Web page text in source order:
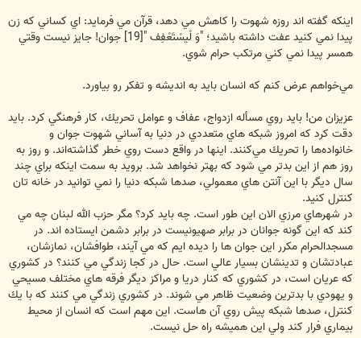
اينكه گفته اند روزه شهوت را كاهش مي دهد، قرآن مي فرمايد: اي كساني كه زن
پيدا نمي كنيد عفت داشته باشيد؛ "وَ لْيسْتَعْفِف "[19] جوان! جايز نيست وقتي
همسر پيدا نمي كني مرتكب حرام شوي.
مي‌خواهم عرض كنم كه انسان بايد به انديشه و تفكر رو بياورد.
عزيزان من! بايد روي مسأله ازدواج، عفاف و عوامل تحريك، كار فرهنگي كرد. بايد
دقت كرد كه امروز شبكه هاي متعددي در دنيا به آساني شهوت جوان و
خانواده‌ها را تحريك مي‌كنند. اينها در واقع دست روي خطر گذاشته‌اند. و روز به
روز هم از اين بدتر مي شود كه بهتر نخواهد شد. برويد به سمت اينكه براي چند
سال ديگر با اين آنتن هاي معمولي، صدها شبكه دنيا را نمي توانيد در خانه تان
كنترل كنيد.
در شهرهاي مرزي الان اين طور است. چه بايد كرد؟ مگر حزب الله لبنان چه مي
كند كه اين گونه جوانان در برابر صهيونيست در برابر دشمن ايستاده اند. در
مسجدالحرام مكرر اين جوان ها را ديده ايم كه مي آيند، طوافشان، نمازشان،
عبادتشان و تدينشان بسيار عالي است. حال در كجا زندگي مي كنند؟ در كشوري
كه عريان است، در كشوري كه كنار دريا و مراكز ديگر فرقه هاي مختلف مسيحي
و يهودي با بدترين وضعيت ظاهر مي شوند. در كشوري زندگي مي كنند كه با يك
كنترل، صدها شبكه پيش روي آن هاست. اين مهم است كه انسان از محيط
بيماري فرار كند ولي اين هميشه راه حل نيست.